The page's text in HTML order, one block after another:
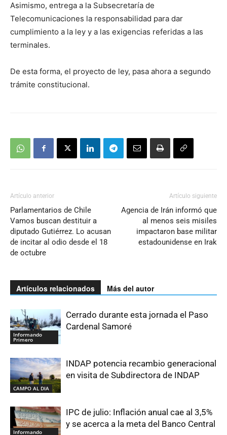
Asimismo, entrega a la Subsecretaría de
Telecomunicaciones la responsabilidad para dar
cumplimiento a la ley y a las exigencias referidas a las
terminales.
De esta forma, el proyecto de ley, pasa ahora a segundo
trámite constitucional.
Artículo anterior
Parlamentarios de Chile
Vamos buscan destituir a
diputado Gutiérrez. Lo acusan
de incitar al odio desde el 18
de octubre
Artículo siguiente
Agencia de Irán informó que
al menos seis misiles
impactaron base militar
estadounidense en Irak
Artículos relacionados Más del autor
Informando
Primero
Cerrado durante esta jornada el Paso
Cardenal Samoré
CAMPO AL DIA
INDAP potencia recambio generacional
en visita de Subdirectora de INDAP
Informando
IPC de julio: Inflación anual cae al 3,5%
y se acerca a la meta del Banco Central